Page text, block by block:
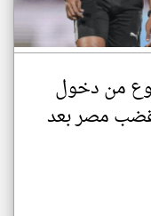
من دخول
غضب مصر بعد